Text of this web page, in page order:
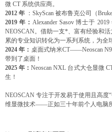
微 CT 系统供应商。
2012 年 ：SkyScan 被布鲁克公司（
2019 年： Alexander Sasov 博士于
NEOSCAN。借助一支*、富有经验和
累的专业知识转化为一系列系统，为全
2024 年： 桌面式纳米CT——Neoscan
带到了桌面！
2025 年：Neoscan NXL 台式大仓显微
生！
NEOSCAN 专注于开发易于使用且高
维显微技术——正如三十年前个人电脑